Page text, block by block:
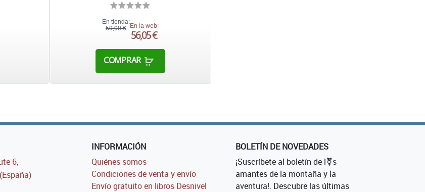
En tienda:
59,00 € En la web:
56,05 €
COMPRAR
6,
INFORMACIÓN
Quiénes somos
Condiciones de venta y envío
Envío gratuito en libros Desnivel
BOLETÍN DE NOVEDADES
¡Suscríbete al boletín de l⚧s
amantes de la montaña y la
aventura!. Descubre las últimas